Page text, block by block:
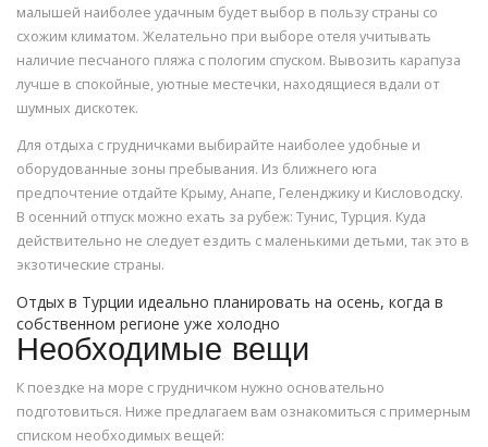
малышей наиболее удачным будет выбор в пользу страны со
схожим климатом. Желательно при выборе отеля учитывать
наличие песчаного пляжа с пологим спуском. Вывозить карапуза
лучше в спокойные, уютные местечки, находящиеся вдали от
шумных дискотек.
Для отдыха с грудничками выбирайте наиболее удобные и
оборудованные зоны пребывания. Из ближнего юга
предпочтение отдайте Крыму, Анапе, Геленджику и Кисловодску.
В осенний отпуск можно ехать за рубеж: Тунис, Турция. Куда
действительно не следует ездить с маленькими детьми, так это в
экзотические страны.
Отдых в Турции идеально планировать на осень, когда в
собственном регионе уже холодно
Необходимые вещи
К поездке на море с грудничком нужно основательно
подготовиться. Ниже предлагаем вам ознакомиться с примерным
списком необходимых вещей: